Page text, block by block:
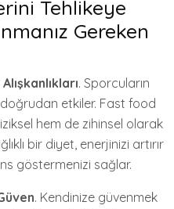
Tehlikeye
Gereken
. Sporcuların
etkiler. Fast food
hem de zihinsel olarak
bir diyet, enerjinizi artırır
göstermenizi sağlar.
. Kendinize güvenmek